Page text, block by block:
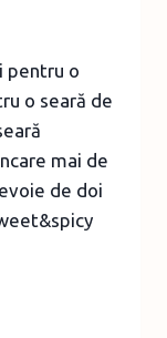
pentru o
o seară de
mai de
de doi